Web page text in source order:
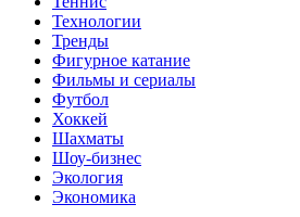
Технологии
Тренды
Фигурное катание
Фильмы и сериалы
Футбол
Хоккей
Шахматы
Шоу-бизнес
Экология
Экономика